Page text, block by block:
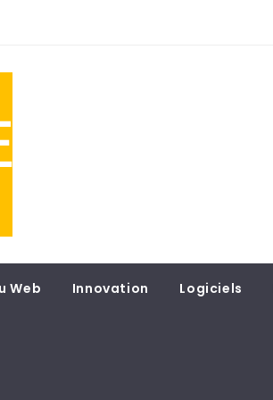
Web Innovation Logiciels